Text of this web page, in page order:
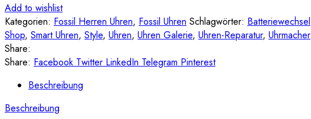
Add to wishlist
Kategorien: Fossil Herren Uhren, Fossil Uhren Schlagwörter: Batteriewechsel
Shop, Smart Uhren, Style, Uhren, Uhren Galerie, Uhren-Reparatur, Uhrmacher
Share:
Share: Facebook Twitter LinkedIn Telegram Pinterest
Beschreibung
Beschreibung